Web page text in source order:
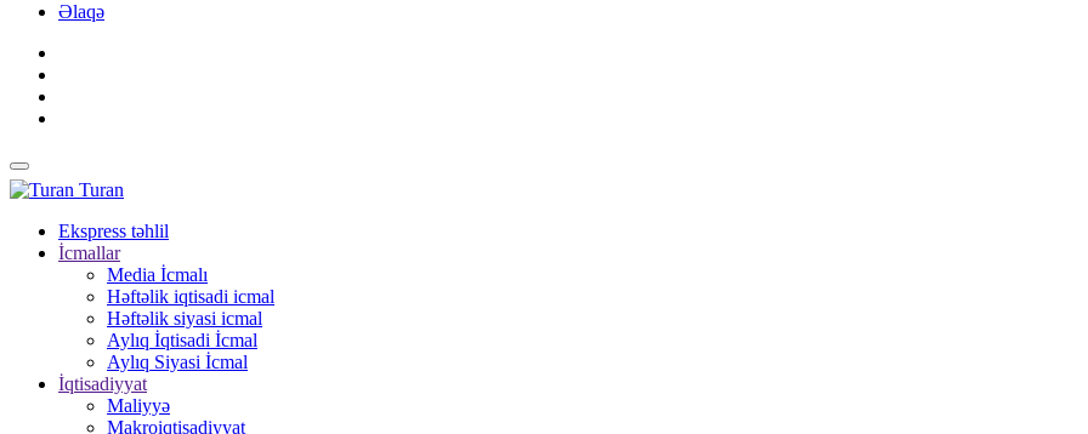
Əlaqə
Turan
Ekspress təhlil
İcmallar
Media İcmalı
Həftəlik iqtisadi icmal
Həftəlik siyasi icmal
Aylıq İqtisadi İcmal
Aylıq Siyasi İcmal
İqtisadiyyat
Maliyyə
Makroiqtisadiyyat